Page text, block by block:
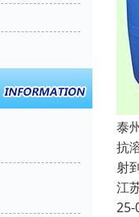
泰
抗
射
江
25-